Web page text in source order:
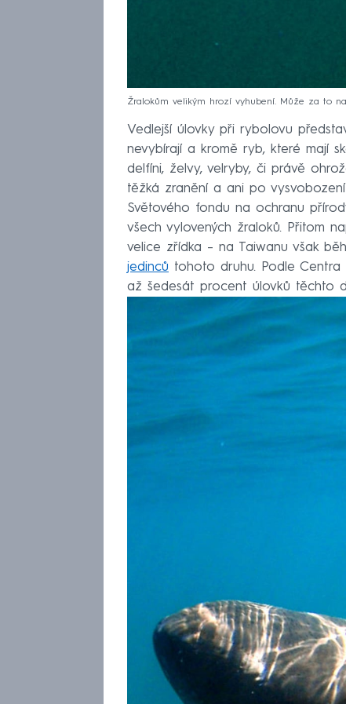
Žralokům velikým hrozí vyhubení. Může za to
Vedlejší úlovky při rybolovu
nevybírají a kromě ryb, které mají
delfíni, želvy, velryby, či právě
těžká zranění a ani po
Světového fondu na ochranu
všech vylovených žraloků. Přitom
velice zřídka – na Taiwanu však
jedinců tohoto druhu. Podle
až šedesát procent úlovků těchto